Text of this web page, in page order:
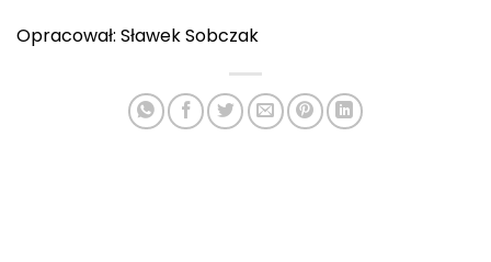
Opracował: Sławek Sobczak